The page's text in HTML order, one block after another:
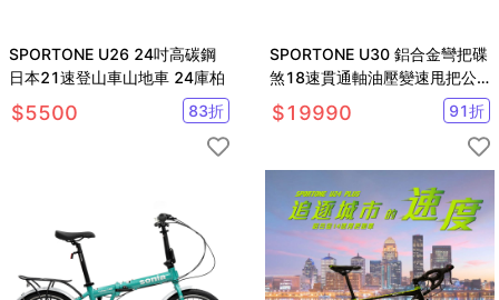
SPORTONE U26 24吋高碳鋼
日本21速登山車山地車 24庫柏
$5500 83折
SPORTONE U30 鋁合金彎把碟
煞18速貫通軸油壓變速甩把公
路車
$19990 91折